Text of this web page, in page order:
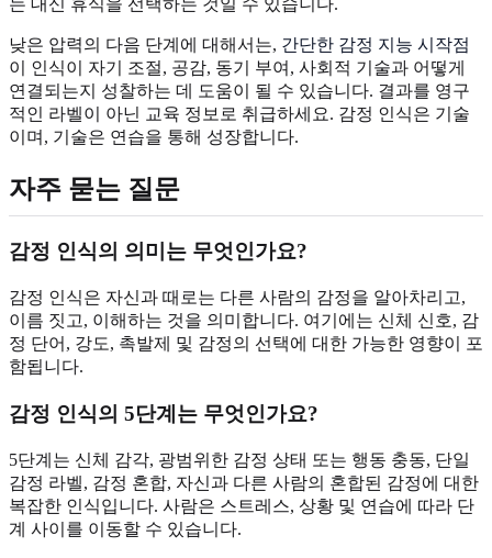
는 대신 휴식을 선택하는 것일 수 있습니다.
낮은 압력의 다음 단계에 대해서는, 간단한 감정 지능 시작점
이 인식이 자기 조절, 공감, 동기 부여, 사회적 기술과 어떻게
연결되는지 성찰하는 데 도움이 될 수 있습니다. 결과를 영구
적인 라벨이 아닌 교육 정보로 취급하세요. 감정 인식은 기술
이며, 기술은 연습을 통해 성장합니다.
자주 묻는 질문
감정 인식의 의미는 무엇인가요?
감정 인식은 자신과 때로는 다른 사람의 감정을 알아차리고,
이름 짓고, 이해하는 것을 의미합니다. 여기에는 신체 신호, 감
정 단어, 강도, 촉발제 및 감정의 선택에 대한 가능한 영향이 포
함됩니다.
감정 인식의 5단계는 무엇인가요?
5단계는 신체 감각, 광범위한 감정 상태 또는 행동 충동, 단일
감정 라벨, 감정 혼합, 자신과 다른 사람의 혼합된 감정에 대한
복잡한 인식입니다. 사람은 스트레스, 상황 및 연습에 따라 단
계 사이를 이동할 수 있습니다.